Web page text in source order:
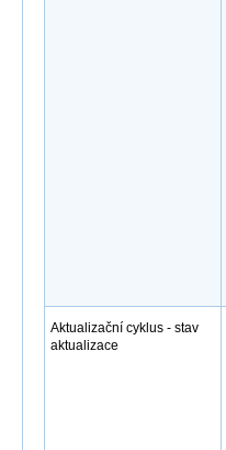
Aktualizační cyklus - stav
aktualizace